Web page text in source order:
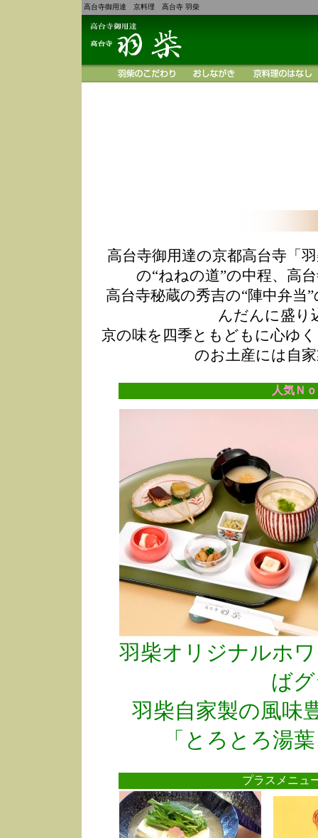
高台寺御用達 京料理 高台寺 羽柴
高台寺御用達の京都高台寺「
の“ねねの道”の中程、高
高台寺秘蔵の秀吉の“陣中弁
んだんに盛り
京の味を四季ともどもに心ゆ
のお土産には自
人気Ｎ
羽柴オリジナルホ
ば
羽柴自家製の風味
「とろとろ湯
プラスメニ